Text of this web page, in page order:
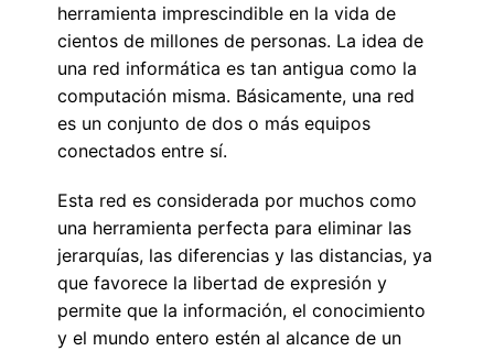
herramienta imprescindible en la vida de
cientos de millones de personas. La idea de
una red informática es tan antigua como la
computación misma. Básicamente, una red
es un conjunto de dos o más equipos
conectados entre sí.
Esta red es considerada por muchos como
una herramienta perfecta para eliminar las
jerarquías, las diferencias y las distancias, ya
que favorece la libertad de expresión y
permite que la información, el conocimiento
y el mundo entero estén al alcance de un